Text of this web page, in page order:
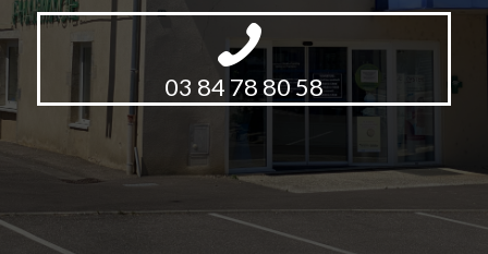
03 84 78 80 58